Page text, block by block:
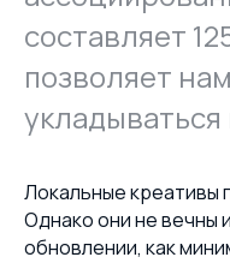
составляет
позволяет
Локальные креативы
Однако они не вечны
обновлении, как